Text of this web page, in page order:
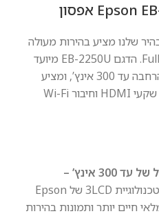
שלנו מציע בהירות מעולה
של 5,000 לומן ורזולוציית Full HD. הדגם EB-2250U מיועד
להקרנת תמונה בגודל הניתן להרחבה עד 300 אינץ’, ומציע
אפשרויות קישוריות דוגמת שני שקעי HDMI וחיבור Wi-Fi
אינץ’ –
רזולוציית Full HD בשילוב עם טכנולוגיית 3LCD של Epson
חיים יותר ותמונות בהירות